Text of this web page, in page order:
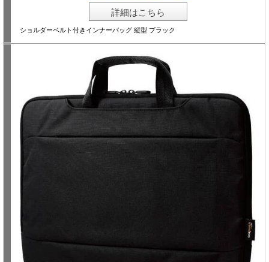
詳細はこちら
ショルダーベルト付きインナーバッグ 縦型 ブラック